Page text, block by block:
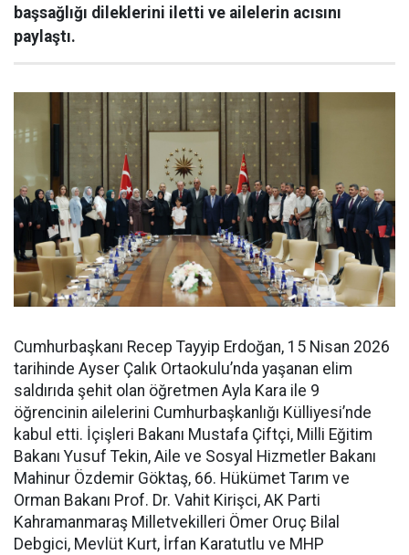
başsağlığı dileklerini iletti ve ailelerin acısını
paylaştı.
Cumhurbaşkanı Recep Tayyip Erdoğan, 15 Nisan 2026
tarihinde Ayser Çalık Ortaokulu’nda yaşanan elim
saldırıda şehit olan öğretmen Ayla Kara ile 9
öğrencinin ailelerini Cumhurbaşkanlığı Külliyesi’nde
kabul etti. İçişleri Bakanı Mustafa Çiftçi, Milli Eğitim
Bakanı Yusuf Tekin, Aile ve Sosyal Hizmetler Bakanı
Mahinur Özdemir Göktaş, 66. Hükümet Tarım ve
Orman Bakanı Prof. Dr. Vahit Kirişci, AK Parti
Kahramanmaraş Milletvekilleri Ömer Oruç Bilal
Debgici, Mevlüt Kurt, İrfan Karatutlu ve MHP